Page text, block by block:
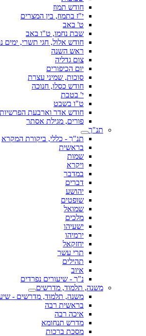
חודש תמוז
י"ז בתמוז, בין המצרים
ט' באב
שבת נחמו, ט"ו באב
חודש אלול, חגי תשרי, ימים
ראש השנה
צום גדליה
יום הכיפורים
סוכות, שמיני עצרת
חודש כסלו, חנוכה
י' בטבת
ט"ו בשבט
חודש אדר וארבעת הפרשיות
פורים, מגילת אסתר
תנ"ך
תנ"ך - כללי, ביקורת המקרא
בראשית
שמות
ויקרא
במדבר
דברים
יהושע
שופטים
שמואל
מלכים
ישעיהו
ירמיהו
יחזקאל
תרי עשר
תהילים
איוב
נ"ך - שיעורים נפרדים
משנה, תלמוד, מדרשים
משנה, תלמוד, מדרשים -
בראשית רבה
איכה רבה
מדרש תנחומא
מסכת ברכות